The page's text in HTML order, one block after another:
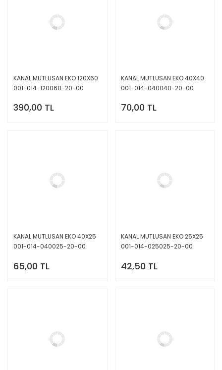
KANAL MUTLUSAN EKO 120X60
001-014-120060-20-00
390,00 TL
KANAL MUTLUSAN EKO 40X40
001-014-040040-20-00
70,00 TL
KANAL MUTLUSAN EKO 40X25
001-014-040025-20-00
65,00 TL
KANAL MUTLUSAN EKO 25X25
001-014-025025-20-00
42,50 TL